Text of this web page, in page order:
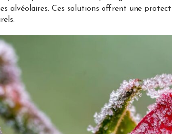
alvéolaires. Ces solutions offrent une